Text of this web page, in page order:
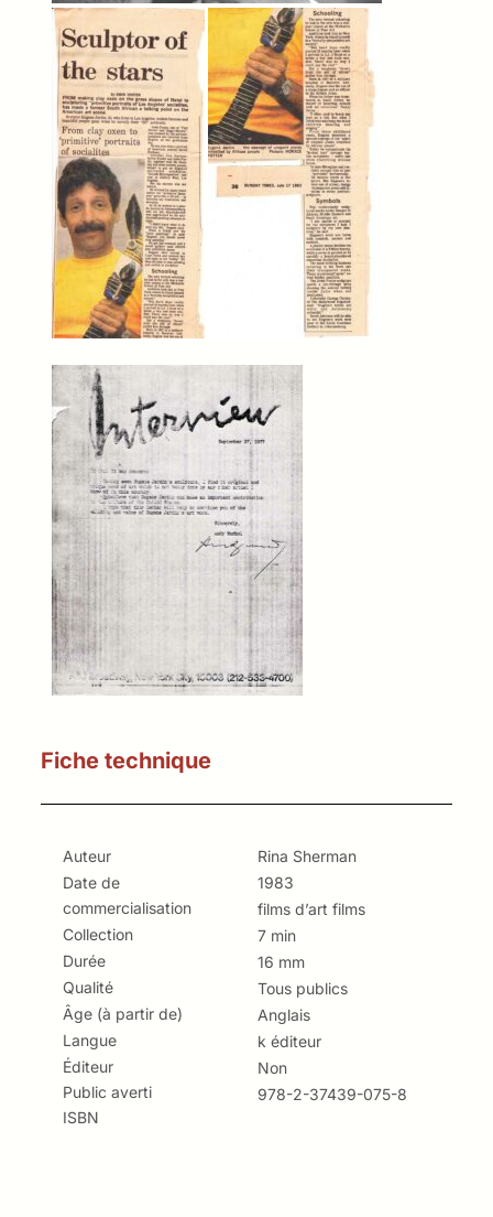
Fiche technique
Auteur
Date de
commercialisation
Collection
Durée
Qualité
Âge (à partir de)
Langue
Éditeur
Public averti
ISBN
Rina Sherman
1983
films d’art films
7 min
16 mm
Tous publics
Anglais
k éditeur
Non
978-2-37439-075-8